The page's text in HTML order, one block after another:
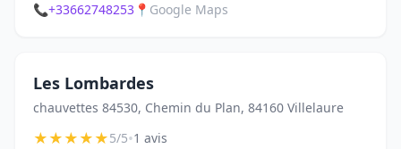
📞+33662748253 📍 Google Maps
Les Lombardes
chauvettes 84530, Chemin du Plan, 84160 Villelaure
★★★★★5/5•1 avis